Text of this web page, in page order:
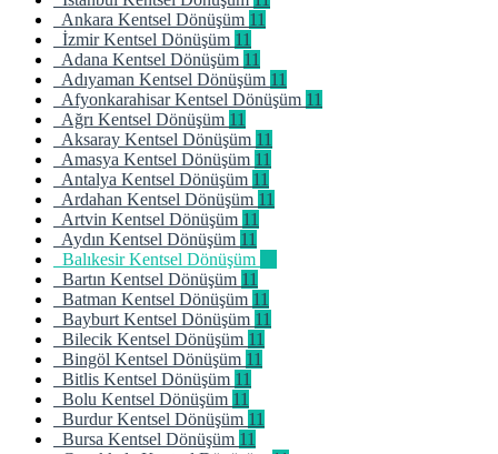
Ankara Kentsel Dönüşüm 11
İzmir Kentsel Dönüşüm 11
Adana Kentsel Dönüşüm 11
Adıyaman Kentsel Dönüşüm 11
Afyonkarahisar Kentsel Dönüşüm 11
Ağrı Kentsel Dönüşüm 11
Aksaray Kentsel Dönüşüm 11
Amasya Kentsel Dönüşüm 11
Antalya Kentsel Dönüşüm 11
Ardahan Kentsel Dönüşüm 11
Artvin Kentsel Dönüşüm 11
Aydın Kentsel Dönüşüm 11
Balıkesir Kentsel Dönüşüm
Bartın Kentsel Dönüşüm 11
Batman Kentsel Dönüşüm 11
Bayburt Kentsel Dönüşüm 11
Bilecik Kentsel Dönüşüm 11
Bingöl Kentsel Dönüşüm 11
Bitlis Kentsel Dönüşüm 11
Bolu Kentsel Dönüşüm 11
Burdur Kentsel Dönüşüm 11
Bursa Kentsel Dönüşüm 11